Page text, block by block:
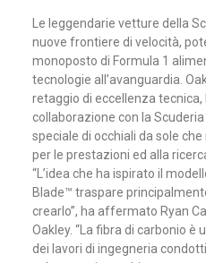
Le leggendarie vetture della
nuove frontiere di velocità,
monoposto di Formula 1
tecnologie all’avanguardia.
retaggio di eccellenza tecnica,
collaborazione con la
speciale di occhiali da sole
per le prestazioni ed alla
“L’idea che ha ispirato il
Blade™ traspare
crearlo”, ha affermato Ryan
Oakley. “La fibra di carbonio
dei lavori di ingegneria